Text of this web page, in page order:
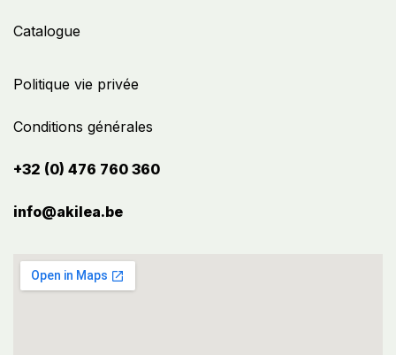
Politique vie privée
Conditions générales
+32 (0) 476 760 360
info@akilea.be​
Catalogue